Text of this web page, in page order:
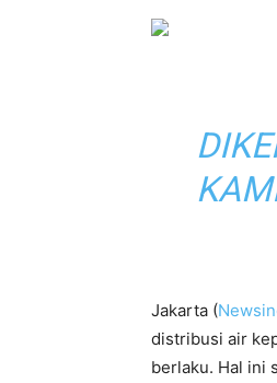
Jakarta (
distribusi air
berlaku. Hal ini